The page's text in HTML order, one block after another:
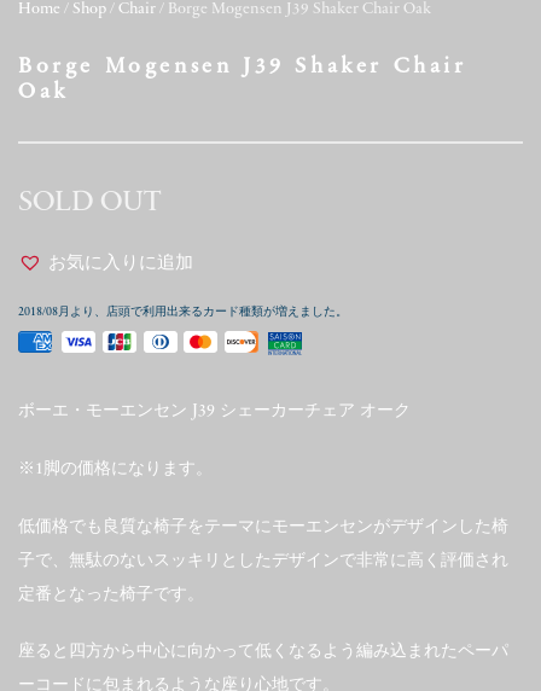
Home / Shop / Chair / Borge Mogensen J39 Shaker Chair Oak
Borge Mogensen J39 Shaker Chair
Oak
SOLD OUT
お気に入りに追加
2018/08月より、店頭で利用出来るカード種類が増えました。
ボーエ・モーエンセン J39 シェーカーチェア オーク
※1脚の価格になります。
低価格でも良質な椅子をテーマにモーエンセンがデザインした椅
子で、無駄のないスッキリとしたデザインで非常に高く評価され
定番となった椅子です。
座ると四方から中心に向かって低くなるよう編み込まれたペーパ
ーコードに包まれるような座り心地です。